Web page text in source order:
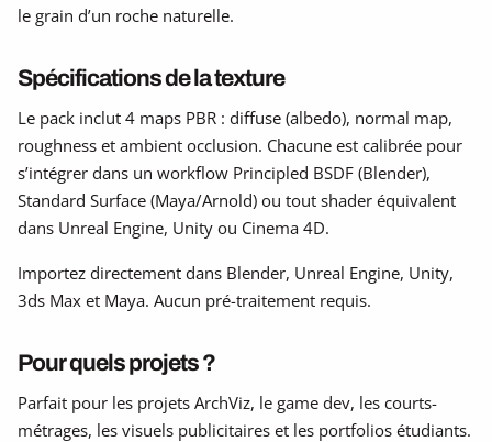
le grain d’un roche naturelle.
Spécifications de la texture
Le pack inclut 4 maps PBR : diffuse (albedo), normal map,
roughness et ambient occlusion. Chacune est calibrée pour
s’intégrer dans un workflow Principled BSDF (Blender),
Standard Surface (Maya/Arnold) ou tout shader équivalent
dans Unreal Engine, Unity ou Cinema 4D.
Importez directement dans Blender, Unreal Engine, Unity,
3ds Max et Maya. Aucun pré-traitement requis.
Pour quels projets ?
Parfait pour les projets ArchViz, le game dev, les courts-
métrages, les visuels publicitaires et les portfolios étudiants.